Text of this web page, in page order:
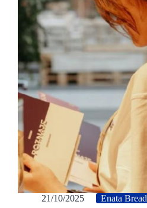
21/10/2025 Enata Bread